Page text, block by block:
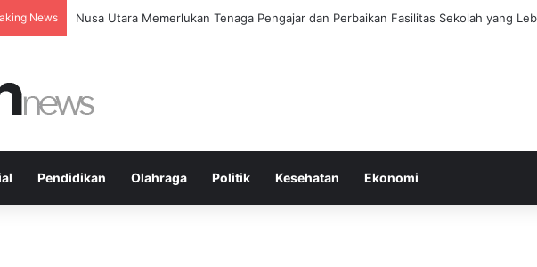
News Memperkuat Kebiasaan Positif untuk Mempercepat Proses Pemulihan Mental Anda
Pendidikan Olahraga Politik Kesehatan Ekonomi